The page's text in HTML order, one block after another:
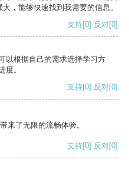
，能够快速找到我需要的信息。
支持[0] 反对[0]
以根据自己的需求选择学习方
度。
支持[0] 反对[0]
来了无限的流畅体验。
支持[0] 反对[0]